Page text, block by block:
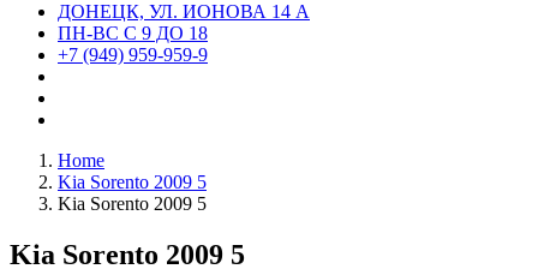
ДОНЕЦК, УЛ. ИОНОВА 14 А
ПН-ВС С 9 ДО 18
+7 (949) 959-959-9
Home
Kia Sorento 2009 5
Kia Sorento 2009 5
Kia Sorento 2009 5